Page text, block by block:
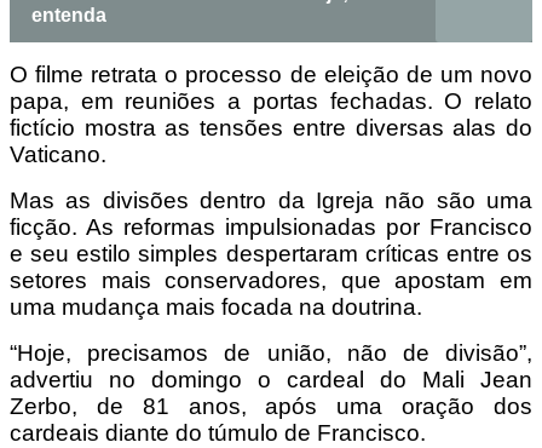
entenda
O filme retrata o processo de eleição de um novo
papa, em reuniões a portas fechadas. O relato
fictício mostra as tensões entre diversas alas do
Vaticano.
Mas as divisões dentro da Igreja não são uma
ficção. As reformas impulsionadas por Francisco
e seu estilo simples despertaram críticas entre os
setores mais conservadores, que apostam em
uma mudança mais focada na doutrina.
“Hoje, precisamos de união, não de divisão”,
advertiu no domingo o cardeal do Mali Jean
Zerbo, de 81 anos, após uma oração dos
cardeais diante do túmulo de Francisco.